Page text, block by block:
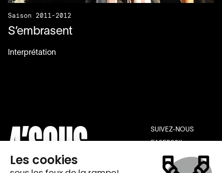
Saison 2011-2012
S’embrasent
Interprétation
SUIVEZ-NOUS
FACEBOOK
YOUTUBE